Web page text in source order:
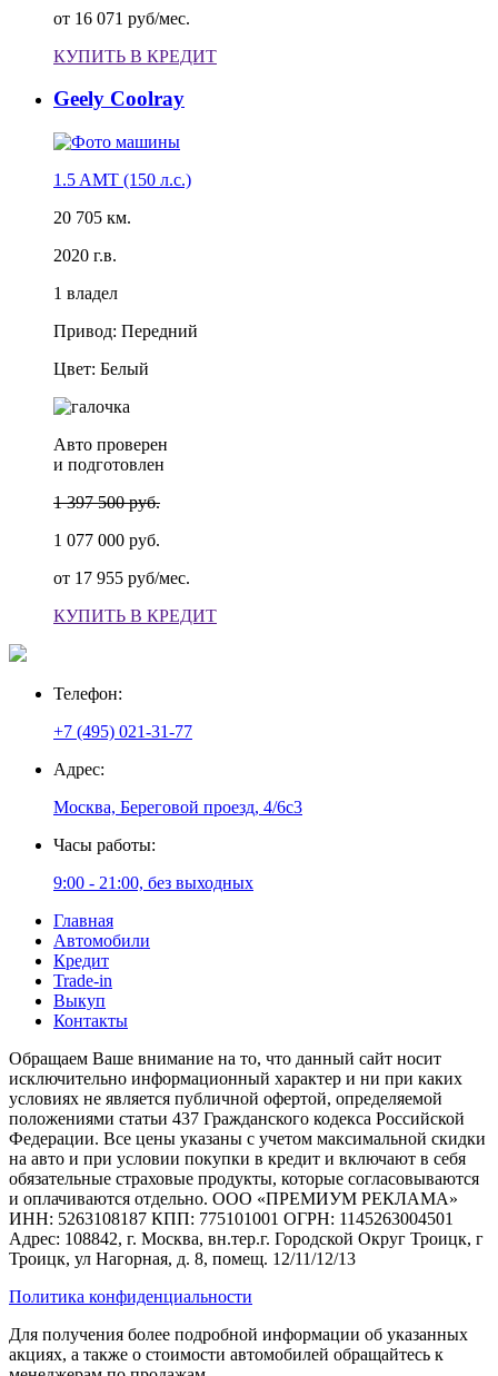
от 16 071 руб/мес.
КУПИТЬ В КРЕДИТ
Geely Coolray
1.5 AMT (150 л.с.)
20 705 км.
2020 г.в.
1 владел
Привод: Передний
Цвет: Белый
Авто проверен
и подготовлен
1 397 500 руб.
1 077 000 руб.
от 17 955 руб/мес.
КУПИТЬ В КРЕДИТ
Телефон:
+7 (495) 021-31-77
Адрес:
Москва, Береговой проезд, 4/6с3
Часы работы:
9:00 - 21:00, без выходных
Главная
Автомобили
Кредит
Trade-in
Выкуп
Контакты
Обращаем Ваше внимание на то, что данный сайт носит
исключительно информационный характер и ни при каких
условиях не является публичной офертой, определяемой
положениями статьи 437 Гражданского кодекса Российской
Федерации. Все цены указаны с учетом максимальной скидки
на авто и при условии покупки в кредит и включают в себя
обязательные страховые продукты, которые согласовываются
и оплачиваются отдельно. ООО «ПРЕМИУМ РЕКЛАМА»
ИНН: 5263108187 КПП: 775101001 ОГРН: 1145263004501
Адрес: 108842, г. Москва, вн.тер.г. Городской Округ Троицк, г
Троицк, ул Нагорная, д. 8, помещ. 12/11/12/13
Политика конфиденциальности
Для получения более подробной информации об указанных
акциях, а также о стоимости автомобилей обращайтесь к